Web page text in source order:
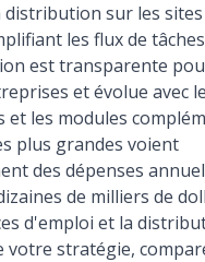
distribution sur les
les flux de
est transparente
et évolue avec
et les modules
plus grandes voient
des dépenses
de milliers de
d'emploi et la
stratégie,